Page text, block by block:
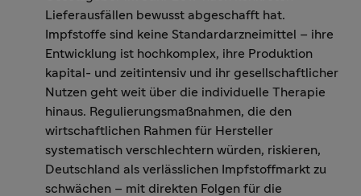
Lieferausfällen bewusst abgeschafft hat.
Impfstoffe sind keine Standardarzneimittel – ihre
Entwicklung ist hochkomplex, ihre Produktion
kapital- und zeitintensiv und ihr gesellschaftlicher
Nutzen geht weit über die individuelle Therapie
hinaus. Regulierungsmaßnahmen, die den
wirtschaftlichen Rahmen für Hersteller
systematisch verschlechtern würden, riskieren,
Deutschland als verlässlichen Impfstoffmarkt zu
schwächen – mit direkten Folgen für die